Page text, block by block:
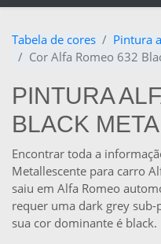
Tabela de cores Pintura
Cor Alfa Romeo 632
PINTURA
BLACK
Encontrar toda a
Metallescente para carro
saiu em Alfa Romeo
requer uma dark grey
sua cor dominante é black.